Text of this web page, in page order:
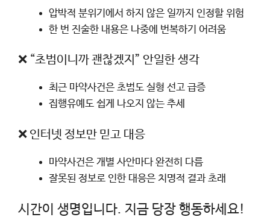
압박적 분위기에서 하지 않은 일까지 인정할 위험
한 번 진술한 내용은 나중에 번복하기 어려움
❌ “초범이니까 괜찮겠지” 안일한 생각
최근 마약사건은 초범도 실형 선고 급증
집행유예도 쉽게 나오지 않는 추세
❌ 인터넷 정보만 믿고 대응
마약사건은 개별 사안마다 완전히 다름
잘못된 정보로 인한 대응은 치명적 결과 초래
시간이 생명입니다. 지금 당장 행동하세요!